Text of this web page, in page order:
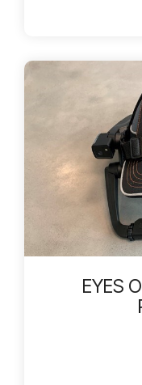
EYES